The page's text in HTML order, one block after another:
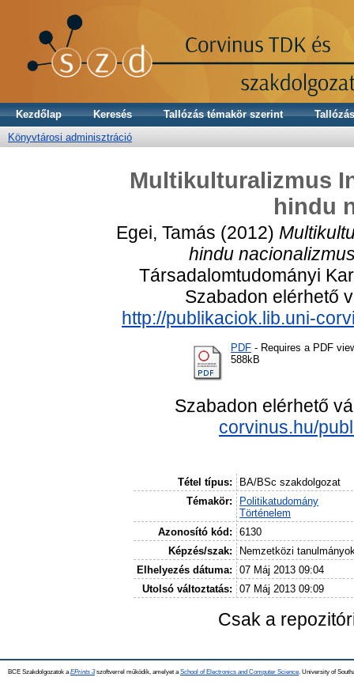
Kezdőlap Keresés Tallózás témakör szerint
Könyvtárosi adminisztráció
Multikulturalizmus
hindu
Egei, Tamás (2012)
hindu
Társadalomtudományi
Szabadon elérhető
http://publikaciok.lib.uni-
PDF - Requires a PDF
588kB
Szabadon elérhető
corvinus.hu/
Tétel típus:
BA/BSc szakdolgozat
Témakör:
Politikatudomány
Történelem
Azonosító kód:
6130
Képzés/szak:
Nemzetközi
Elhelyezés dátuma:
07 Máj 2013 09:04
Utolsó változtatás:
07 Máj 2013 09:09
Csak a
BCE Szakdolgozatok a EPrints 3szoftverrel működik, amelyet a School of Electronics and Computer Science, University of